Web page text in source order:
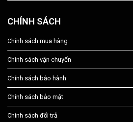
CHÍNH SÁCH
Chính sách mua hàng
Chính sách vận chuyển
Chính sách bảo hành
Chính sách bảo mật
Chính sách đổi trả